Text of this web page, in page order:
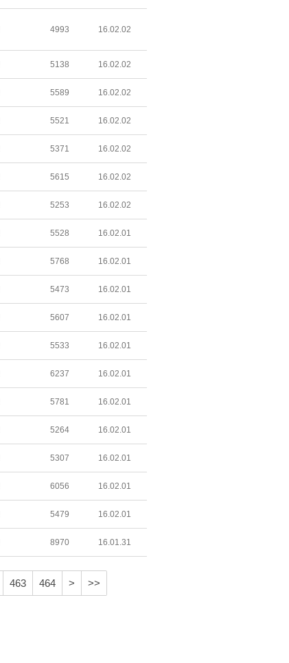
4993 16.02.02
5138 16.02.02
5589 16.02.02
5521 16.02.02
5371 16.02.02
5615 16.02.02
5253 16.02.02
5528 16.02.01
5768 16.02.01
5473 16.02.01
5607 16.02.01
5533 16.02.01
6237 16.02.01
5781 16.02.01
5264 16.02.01
5307 16.02.01
6056 16.02.01
5479 16.02.01
8970 16.01.31
463 464 > >>